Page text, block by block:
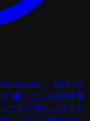
Leader — Tech Co
)◆フランス政府産業
アチブ(新しいタブで